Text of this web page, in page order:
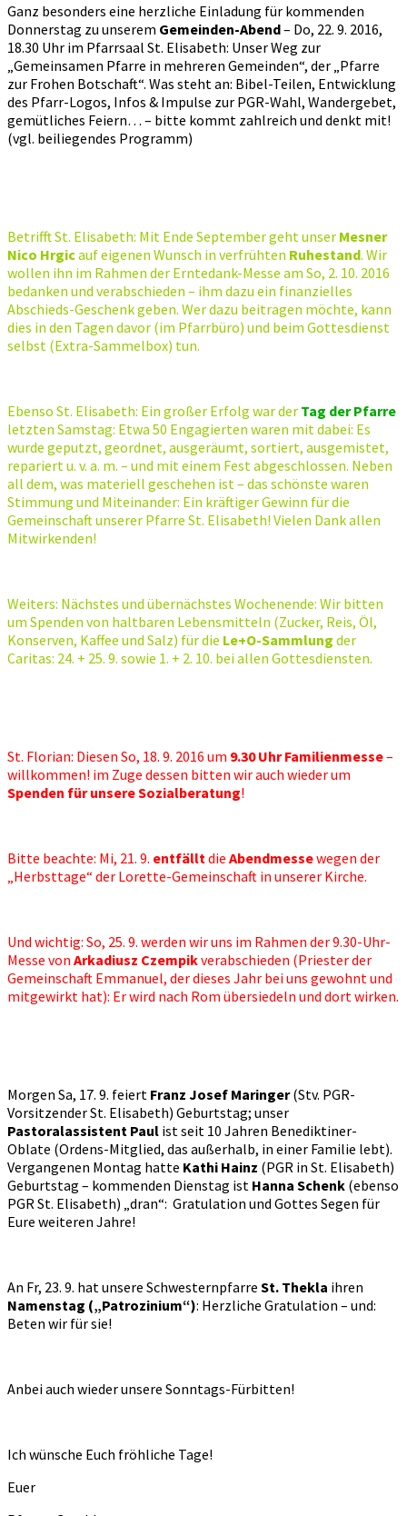
Ganz besonders eine herzliche Einladung für kommenden
Donnerstag zu unserem Gemeinden-Abend– Do, 22. 9. 2016,
18.30 Uhr im Pfarrsaal St. Elisabeth: Unser Weg zur
„Gemeinsamen Pfarre in mehreren Gemeinden“, der „Pfarre
zur Frohen Botschaft“. Was steht an: Bibel-Teilen, Entwicklung
des Pfarr-Logos, Infos & Impulse zur PGR-Wahl, Wandergebet,
gemütliches Feiern… – bitte kommt zahlreich und denkt mit!
(vgl. beiliegendes Programm)
Betrifft St. Elisabeth: Mit Ende September geht unser Mesner
Nico Hrgicauf eigenen Wunsch in verfrühten Ruhestand. Wir
wollen ihn im Rahmen der Erntedank-Messe am So, 2. 10. 2016
bedanken und verabschieden – ihm dazu ein finanzielles
Abschieds-Geschenk geben. Wer dazu beitragen möchte, kann
dies in den Tagen davor (im Pfarrbüro) und beim Gottesdienst
selbst (Extra-Sammelbox) tun.
Ebenso St. Elisabeth: Ein großer Erfolg war der Tag der Pfarre
letzten Samstag: Etwa 50 Engagierten waren mit dabei: Es
wurde geputzt, geordnet, ausgeräumt, sortiert, ausgemistet,
repariert u. v. a. m. – und mit einem Fest abgeschlossen. Neben
all dem, was materiell geschehen ist – das schönste waren
Stimmung und Miteinander: Ein kräftiger Gewinn für die
Gemeinschaft unserer Pfarre St. Elisabeth! Vielen Dank allen
Mitwirkenden!
Weiters: Nächstes und übernächstes Wochenende: Wir bitten
um Spenden von haltbaren Lebensmitteln (Zucker, Reis, Öl,
Konserven, Kaffee und Salz) für die Le+O-Sammlung der
Caritas: 24. + 25. 9. sowie 1. + 2. 10. bei allen Gottesdiensten.
St. Florian: Diesen So, 18. 9. 2016 um 9.30 Uhr Familienmesse–
willkommen! im Zuge dessen bitten wir auch wieder um
Spenden für unsere Sozialberatung!
Bitte beachte: Mi, 21. 9. entfällt die Abendmessewegen der
„Herbsttage“ der Lorette-Gemeinschaft in unserer Kirche.
Und wichtig: So, 25. 9. werden wir uns im Rahmen der 9.30-Uhr-
Messe von Arkadiusz Czempikverabschieden (Priester der
Gemeinschaft Emmanuel, der dieses Jahr bei uns gewohnt und
mitgewirkt hat): Er wird nach Rom übersiedeln und dort wirken.
Morgen Sa, 17. 9. feiert Franz Josef Maringer(Stv. PGR-
Vorsitzender St. Elisabeth) Geburtstag; unser
Pastoralassistent Paul ist seit 10 Jahren Benediktiner-
Oblate (Ordens-Mitglied, das außerhalb, in einer Familie lebt).
Vergangenen Montag hatte Kathi Hainz (PGR in St. Elisabeth)
Geburtstag – kommenden Dienstag ist Hanna Schenk (ebenso
PGR St. Elisabeth) „dran“: Gratulation und Gottes Segen für
Eure weiteren Jahre!
An Fr, 23. 9. hat unsere Schwesternpfarre St. Thekla ihren
Namenstag („Patrozinium“): Herzliche Gratulation – und:
Beten wir für sie!
Anbei auch wieder unsere Sonntags-Fürbitten!
Ich wünsche Euch fröhliche Tage!
Euer